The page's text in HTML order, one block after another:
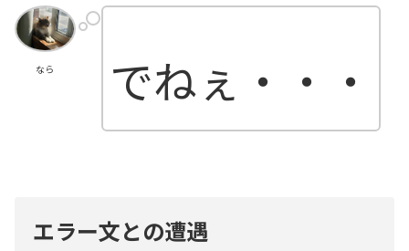
なら でねぇ・・・
エラー文との遭遇